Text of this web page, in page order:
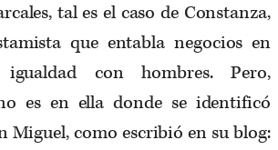
tal es el caso de Constanza,
que entabla negocios en
con hombres. Pero,
es en ella donde se identificó
Miguel, como escribió en su blog: